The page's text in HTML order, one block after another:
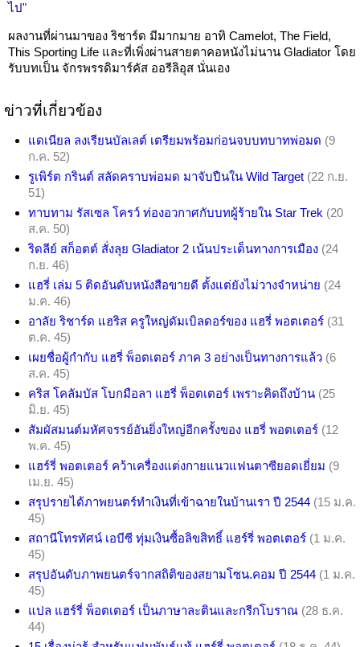
ไป"
ผลงานที่ผ่านมาของ ริชาร์ด มีมากมาย อาทิ Camelot, The Field,
This Sporting Life และที่เพิ่งผ่านสายตาคอหนังไม่นาน Gladiator โดย
รับบทเป็น จักรพรรดิมาร์คัส ออรีลิอุส นั่นเอง
ข่าวที่เกี่ยวข้อง
แดเนียล ลงเรียนบัลเลต์ เตรียมพร้อมก่อนจบบทบาทพ่อมด (9
ก.ค. 52)
รูเพิร์ต กรินต์ สลัดคราบพ่อมด มาจับปืนใน Wild Target (22 ก.ย.
51)
ทาบทาม รัสเซล โครว์ ท่องอวกาศกับบทผู้ร้ายใน Star Trek (20
ส.ค. 50)
ริดลีย์ สก็อตต์ สั่งลุย Gladiator 2 เน้นประเด็นทางการเมือง (24
ก.ย. 46)
แฮรี่ เล่ม 5 ติดอันดับหนังสือขายดี ตั้งแต่ยังไม่วางจำหน่าย (24
ม.ค. 46)
อาลัย ริชาร์ด แฮริส ครูใหญ่ดัมเบิลดอร์ของ แฮรี่ พอตเตอร์ (31
ต.ค. 45)
เผยชื่อผู้กำกับ แฮรี่ พ็อตเตอร์ ภาค 3 อย่างเป็นทางการแล้ว (6
ส.ค. 45)
คริส โคลัมบัส โบกมือลา แฮรี่ พ็อตเตอร์ เพราะคิดถึงบ้าน (25
มิ.ย. 45)
สัมผัสมนต์มหัศจรรย์อันยิ่งใหญ่อีกครั้งของ แฮรี่ พอตเตอร์ (12
พ.ค. 45)
แฮร์รี่ พอตเตอร์ คว้าเครื่องแต่งกายแนวแฟนตาซียอดเยี่ยม (9
เม.ย. 45)
สรุปรายได้ภาพยนตร์ทำเงินที่เข้าฉายในบ้านเรา ปี 2544 (15 ม.ค.
45)
สถานีโทรทัศน์ เอบีซี ทุ่มเงินซื้อลิขสิทธิ์ แฮร์รี่ พอตเตอร์ (1 ม.ค.
45)
สรุปอันดับภาพยนตร์จากสถิติของสยามโซน.คอม ปี 2544 (1 ม.ค.
45)
แปล แฮร์รี่ พ็อตเตอร์ เป็นภาษาละตินและกรีกโบราณ (28 ธ.ค.
44)